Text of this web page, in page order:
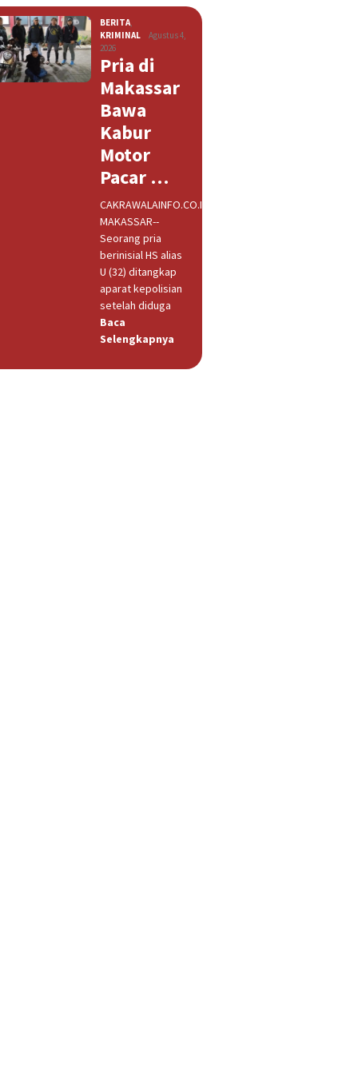
BERITA
KRIMINAL
Agustus 4,
2026
Pria di
Makassar
Bawa
Kabur
Motor
Pacar …
CAKRAWALAINFO.CO.ID,
MAKASSAR--
Seorang pria
berinisial HS alias
U (32) ditangkap
aparat kepolisian
setelah diduga
Baca
Selengkapnya